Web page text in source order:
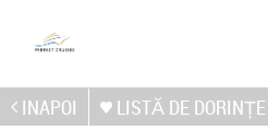
INAPOI LISTĂ DE DORINȚE